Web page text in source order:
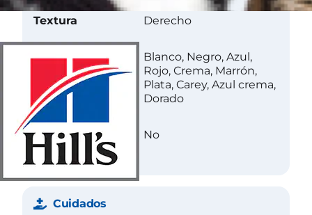
Textura Derecho
Color
Blanco, Negro, Azul,
Rojo, Crema, Marrón,
Plata, Carey, Azul crema,
Dorado
Less Allergenic No
Cuidados